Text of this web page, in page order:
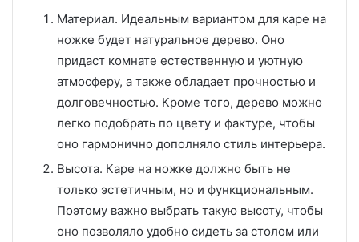
Материал. Идеальным вариантом для каре на
ножке будет натуральное дерево. Оно
придаст комнате естественную и уютную
атмосферу, а также обладает прочностью и
долговечностью. Кроме того, дерево можно
легко подобрать по цвету и фактуре, чтобы
оно гармонично дополняло стиль интерьера.
Высота. Каре на ножке должно быть не
только эстетичным, но и функциональным.
Поэтому важно выбрать такую высоту, чтобы
оно позволяло удобно сидеть за столом или